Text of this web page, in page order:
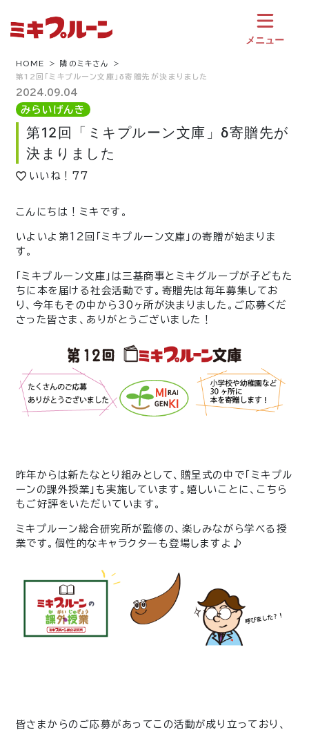
メニュー
HOME
隣のミキさん
第12回「ミキプルーン文庫」δ寄贈先が決まりました
2024.09.04
みらいげんき
第12回「ミキプルーン文庫」δ寄贈先が
決まりました
いいね！ 77
こんにちは！ミキです。
いよいよ第12回「ミキプルーン文庫」の寄贈が始まりま
す。
「ミキプルーン文庫」は三基商事とミキグループが子どもた
ちに本を届ける社会活動です。寄贈先は毎年募集してお
り、今年もその中から30ヶ所が決まりました。ご応募くだ
さった皆さま、ありがとうございました！
昨年からは新たなとり組みとして、贈呈式の中で「ミキプル
ーンの課外授業」も実施しています。嬉しいことに、こちら
もご好評をいただいています。
ミキプルーン総合研究所が監修の、楽しみながら学べる授
業です。個性的なキャラクターも登場しますよ♪
皆さまからのご応募があってこの活動が成り立っており、